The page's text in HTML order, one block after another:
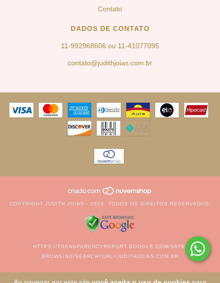
Contato
DADOS DE CONTATO
11-992968606 ou 11-41077095
contato@judithjoias.com.br
COPYRIGHT JUDITH JOIAS - 2026. TODOS OS DIREITOS RESERVADOS.
HTTPS://TRANSPARENCYREPORT.GOOGLE.COM/SAFE-
BROWSING/SEARCH?URL=JUDITHJOIAS.COM.BR